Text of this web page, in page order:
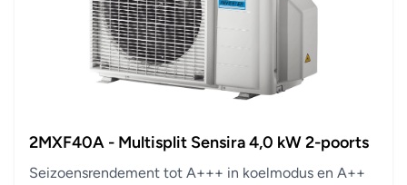
2MXF40A - Multisplit Sensira 4,0 kW 2-poorts
Seizoensrendement tot A+++ in koelmodus en A++